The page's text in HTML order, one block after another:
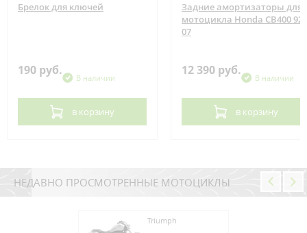
Брелок для ключей
190 руб.
В наличии
в корзину
Задние амортизаторы для
мотоцикла Honda CB400 92-
07
12 390 руб.
В наличии
в корзину
НЕДАВНО ПРОСМОТРЕННЫЕ МОТОЦИКЛЫ
Triumph